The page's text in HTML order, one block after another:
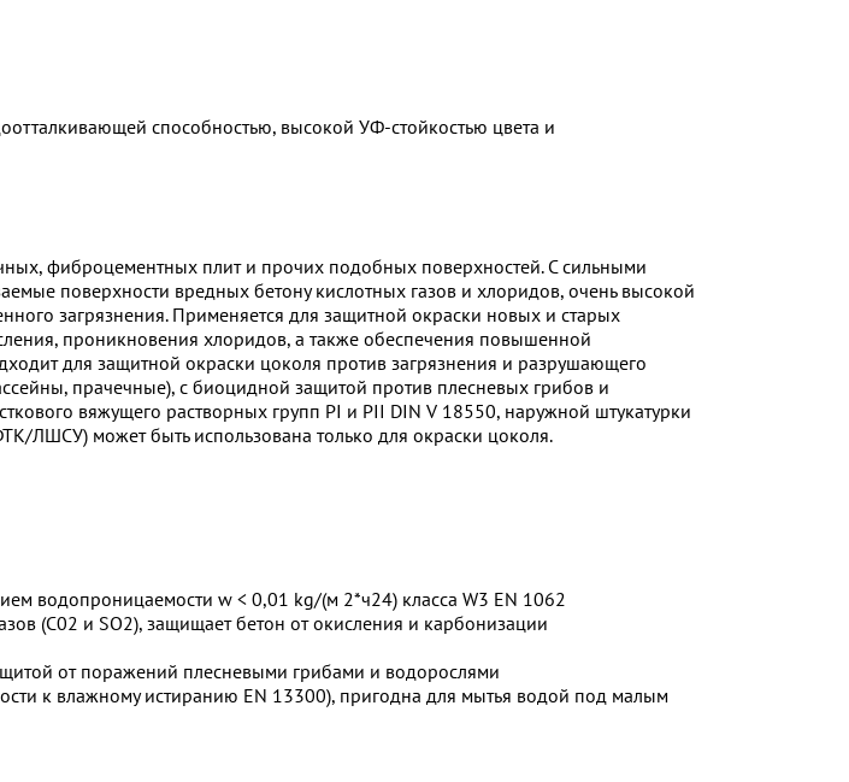
способностью, высокой УФ-стойкостью цвета и
фиброцементных плит и прочих подобных поверхностей. С сильными
поверхности вредных бетону кислотных газов и хлоридов, очень высокой
загрязнения. Применяется для защитной окраски новых и старых
проникновения хлоридов, а также обеспечения повышенной
для защитной окраски цоколя против загрязнения и разрушающего
прачечные), с биоцидной защитой против плесневых грибов и
вяжущего растворных групп РI и PII DIN V 18550, наружной штукатурки
ЛШСУ) может быть использована только для окраски цоколя.
водопроницаемости w < 0,01 kg/(м 2*ч24) класса W3 EN 1062
(С02 и SO2), защищает бетон от окисления и карбонизации
от поражений плесневыми грибами и водорослями
к влажному истиранию EN 13300), пригодна для мытья водой под малым